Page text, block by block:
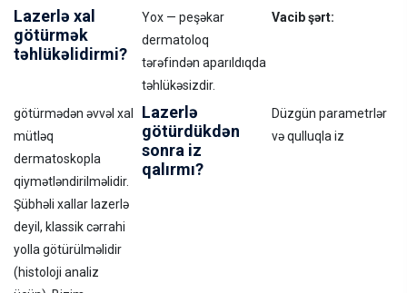
Lazerlə xal
götürmək
təhlükəlidirmi?
Yox — peşəkar
dermatoloq
tərəfindən aparıldıqda
təhlükəsizdir.
Vacib şərt:
götürmədən əvvəl xal
mütləq
dermatoskopla
qiymətləndirilməlidir.
Şübhəli xallar lazerlə
deyil, klassik cərrahi
yolla götürülməlidir
(histoloji analiz
Lazerlə
götürdükdən
sonra iz
qalırmı?
Düzgün parametrlər
və qulluqla iz